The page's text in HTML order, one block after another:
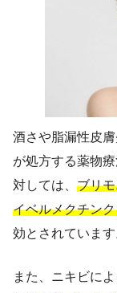
酒さや脂漏性皮
が処方する薬物
対しては、 ブリ
イベルメクチン
効とされています
また、ニキビに